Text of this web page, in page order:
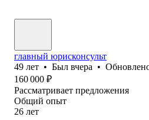
главный юрисконсульт
49 лет • Был вчера •
160 000 ₽
Рассматривает предложения
Общий опыт
26 лет